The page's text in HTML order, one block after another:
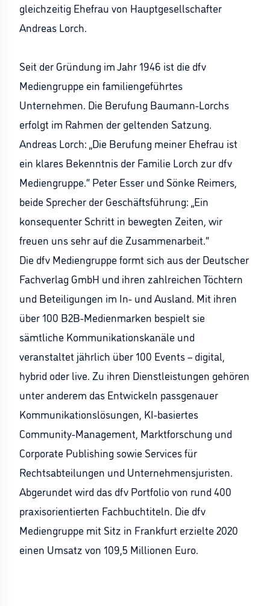
gleichzeitig Ehefrau von Hauptgesellschafter
Andreas Lorch.
Seit der Gründung im Jahr 1946 ist die dfv
Mediengruppe ein familiengeführtes
Unternehmen. Die Berufung Baumann-Lorchs
erfolgt im Rahmen der geltenden Satzung.
Andreas Lorch: „Die Berufung meiner Ehefrau ist
ein klares Bekenntnis der Familie Lorch zur dfv
Mediengruppe.“ Peter Esser und Sönke Reimers,
beide Sprecher der Geschäftsführung: „Ein
konsequenter Schritt in bewegten Zeiten, wir
freuen uns sehr auf die Zusammenarbeit.“
Die dfv Mediengruppe formt sich aus der Deutscher
Fachverlag GmbH und ihren zahlreichen Töchtern
und Beteiligungen im In- und Ausland. Mit ihren
über 100 B2B-Medienmarken bespielt sie
sämtliche Kommunikationskanäle und
veranstaltet jährlich über 100 Events – digital,
hybrid oder live. Zu ihren Dienstleistungen gehören
unter anderem das Entwickeln passgenauer
Kommunikationslösungen, KI-basiertes
Community-Management, Marktforschung und
Corporate Publishing sowie Services für
Rechtsabteilungen und Unternehmensjuristen.
Abgerundet wird das dfv Portfolio von rund 400
praxisorientierten Fachbuchtiteln. Die dfv
Mediengruppe mit Sitz in Frankfurt erzielte 2020
einen Umsatz von 109,5 Millionen Euro.